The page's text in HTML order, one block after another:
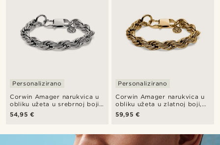
Corwin Amager narukvica u
obliku užeta u srebrnoj boji,
10 mm
Personalizirano
54,95 €
Corwin Amager narukvica u
obliku užeta u zlatnoj boji,
10 mm
Personalizirano
59,95 €